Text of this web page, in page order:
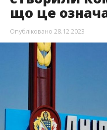
що це
Опубліковано 28.12.2023